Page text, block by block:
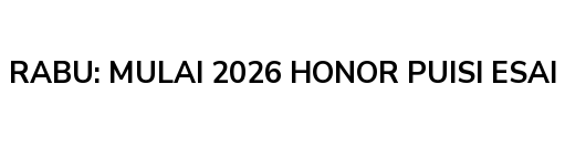
RABU: MULAI 2026 HONOR PUISI